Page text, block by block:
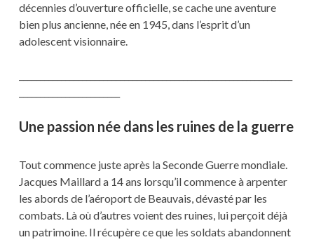
décennies d’ouverture officielle, se cache une aventure
bien plus ancienne, née en 1945, dans l’esprit d’un
adolescent visionnaire.
Une passion née dans les ruines de la guerre
Tout commence juste après la Seconde Guerre mondiale.
Jacques Maillard a 14 ans lorsqu’il commence à arpenter
les abords de l’aéroport de Beauvais, dévasté par les
combats. Là où d’autres voient des ruines, lui perçoit déjà
un patrimoine. Il récupère ce que les soldats abandonnent